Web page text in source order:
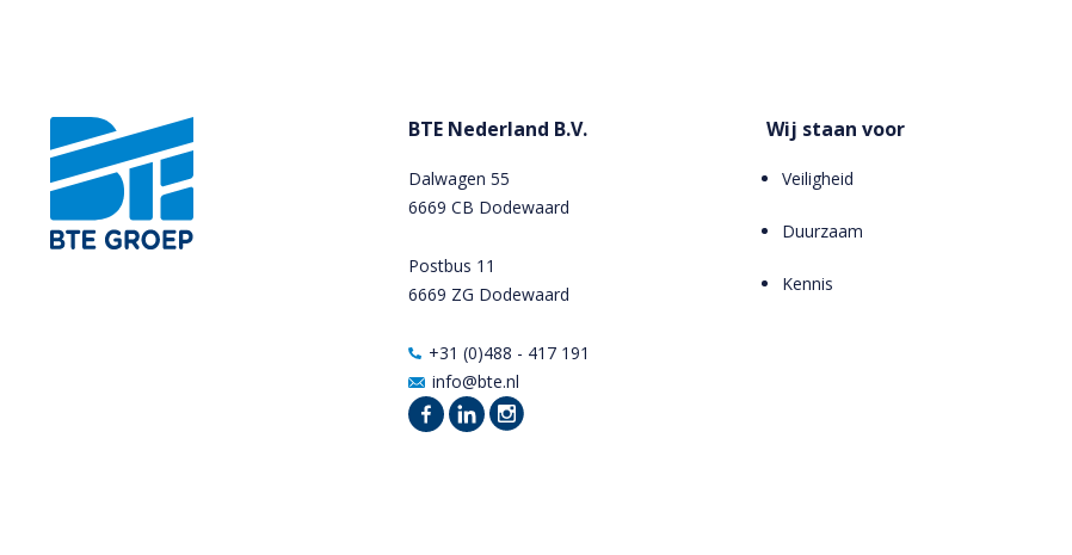
BTE Nederland B.V.
Dalwagen 55
6669 CB Dodewaard
Postbus 11
6669 ZG Dodewaard
+31 (0)488 - 417 191
info@bte.nl
Wij staan voor
Veiligheid
Duurzaam
Kennis